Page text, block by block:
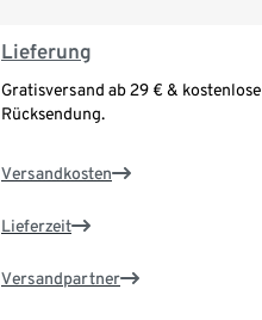
Lieferung
Gratisversand ab 29 € & kostenlose
Rücksendung.
Versandkosten
Lieferzeit
Versandpartner